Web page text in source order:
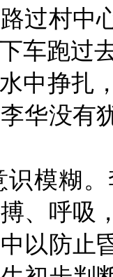
过村中
车跑过
中挣扎
华没有
识模糊
、呼吸
以防止